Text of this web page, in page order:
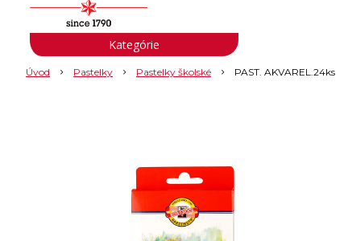
Úvod Pastelky Pastelky školské PAST. AKVAREL.24ks
Kategórie